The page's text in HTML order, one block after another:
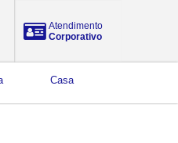
Atendimento
Corporativo
Casa